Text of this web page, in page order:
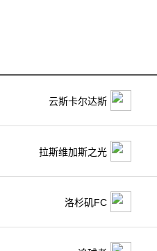
云斯卡尔达斯
拉斯维加斯之光
洛杉矶FC